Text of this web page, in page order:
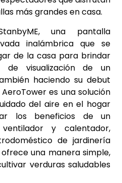
más grandes en casa.
una pantalla
inalámbrica que se
de la casa para brindar
de visualización de un
haciendo su debut
es una solución
del aire en el hogar
los beneficios de un
y calentador,
de jardinería
una manera simple,
verduras saludables